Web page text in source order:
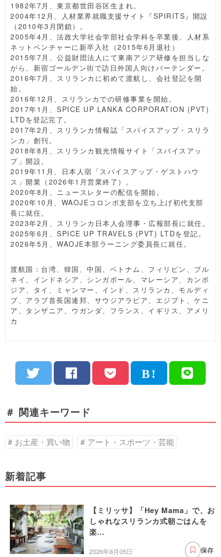
1982年7月、東京都世田谷区生まれ。
2004年12月、人材業界就職支援サイト『SPIRITS』開設
（2010年3月閉鎖）。
2005年4月、法政大学社会学部社会学科を卒業後、人材系
ネットベンチャーに新卒入社（2015年6月退社）
2015年7月、公益財団法人にて東南アジア研修を担当しな
がら、新宿ゴールデン街で訪日外国人向けバーテンダー。
2016年7月、スリランカに初めて渡航し、会社登記を開
始。
2016年12月、スリランカでの研修事業を開始。
2017年1月、SPICE UP LANKA CORPORATION (PVT)
LTDを登記完了。
2017年2月、スリランカ情報誌「スパイスアップ・スリラ
ンカ」創刊。
2018年8月、スリランカ観光情報サイト「スパイスアッ
プ」開設。
2019年11月、日本人宿「スパイスアップ・ゲストハウ
ス」開業（2026年1月営業終了）。
2020年8月、ニュースレターの配信を開始。
2020年10月、WAOJEコロンボ支部を立ち上げ初代支部
長に就任。
2023年2月、スリランカ日本人会理事・広報部長に就任。
2025年6月、SPICE UP TRAVELS (PVT) LTDを登記。
2026年5月、WAOJE本部ラーニング委員長に就任。
渡航国：台湾、韓国、中国、ベトナム、フィリピン、ブル
ネイ、インドネシア、シンガポール、マレーシア、カンボ
ジア、タイ、ミャンマー、インド、スリランカ、モルディ
ブ、アラブ首長国連邦、サウジアラビア、エジプト、ケニ
ア、タンザニア、ウガンダ、フランス、イギリス、アメリ
カ
＃ 関連キーワード
お土産・買い物 アート・スポーツ・芸能
新着記事
【ミリッサ】「Hey Mama」で、お
しゃれなスリランカ式朝ごはんを
楽...
2026年8月05日 保存